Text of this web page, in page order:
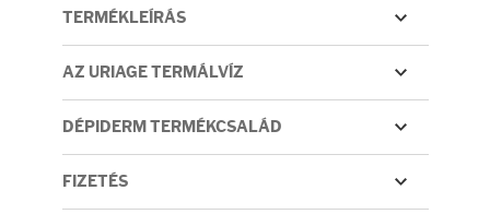
TERMÉKLEÍRÁS
AZ URIAGE TERMÁLVÍZ
DÉPIDERM TERMÉKCSALÁD
FIZETÉS